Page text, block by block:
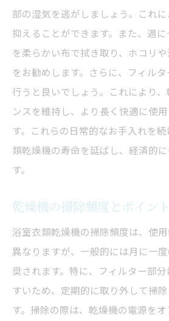
乾燥機の性能を保つ掃除
カビ対策に効果的な掃除
最小限の労力で最大の効
簡単にできる浴室乾燥機
ホコリを一掃！浴室乾燥機
ホコリをためない掃除の
掃除のコツで乾燥機を清
ホコリを防ぐための掃
効果的なホコリ取りの方
カビを防ぐ浴室衣類乾燥機
カビを抑えるクリーニ
乾燥機にカビを生えさせ
部の湿気を逃がしましょう。これ
抑えることができます。また、週
を柔らかい布で拭き取り、ホコリ
をお勧めします。さらに、フィル
行うと良いでしょう。これにより
ンスを維持し、より長く快適に使
す。これらの日常的なお手入れを
類乾燥機の寿命を延ばし、経済的
す。
乾燥機の掃除頻度とポイント
浴室衣類乾燥機の掃除頻度は、使
異なりますが、一般的には月に一
奨されます。特に、フィルター部
すいため、定期的に取り外して掃
す。掃除の際は、乾燥機の電源を